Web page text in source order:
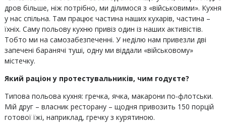
дров більше, ніж потрібно, ми ділимося з «військовими». Кухня
у нас спільна. Там працює частина наших кухарів, частина –
їхніх. Саму польову кухню привіз один із наших активістів.
Тобто ми на самозабезпеченні. У неділю нам привезли дві
запечені баранячі туші, одну ми віддали «військовому»
містечку.
Який раціон у протестувальників, чим годуєте?
Типова польова кухня: гречка, ячка, макарони по-флотськи.
Мій друг – власник ресторану – щодня привозить 150 порцій
готової їжі, наприклад, гречку з курятиною.